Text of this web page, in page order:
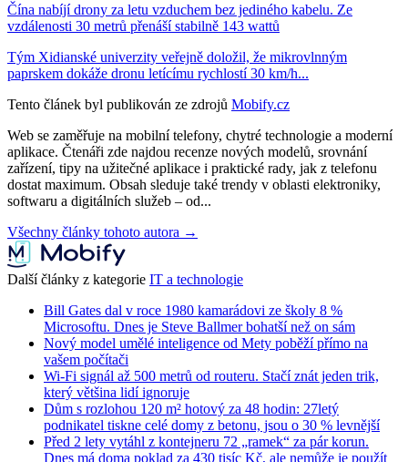
Čína nabíjí drony za letu vzduchem bez jediného kabelu. Ze
vzdálenosti 30 metrů přenáší stabilně 143 wattů
Tým Xidianské univerzity veřejně doložil, že mikrovlnným
paprskem dokáže dronu letícímu rychlostí 30 km/h...
Tento článek byl publikován ze zdrojů Mobify.cz
Web se zaměřuje na mobilní telefony, chytré technologie a moderní
aplikace. Čtenáři zde najdou recenze nových modelů, srovnání
zařízení, tipy na užitečné aplikace i praktické rady, jak z telefonu
dostat maximum. Obsah sleduje také trendy v oblasti elektroniky,
softwaru a digitálních služeb – od...
Všechny články tohoto autora →
Další články z kategorie IT a technologie
Bill Gates dal v roce 1980 kamarádovi ze školy 8 %
Microsoftu. Dnes je Steve Ballmer bohatší než on sám
Nový model umělé inteligence od Mety poběží přímo na
vašem počítači
Wi-Fi signál až 500 metrů od routeru. Stačí znát jeden trik,
který většina lidí ignoruje
Dům s rozlohou 120 m² hotový za 48 hodin: 27letý
podnikatel tiskne celé domy z betonu, jsou o 30 % levnější
Před 2 lety vytáhl z kontejneru 72 „ramek“ za pár korun.
Dnes má doma poklad za 430 tisíc Kč, ale nemůže je použít